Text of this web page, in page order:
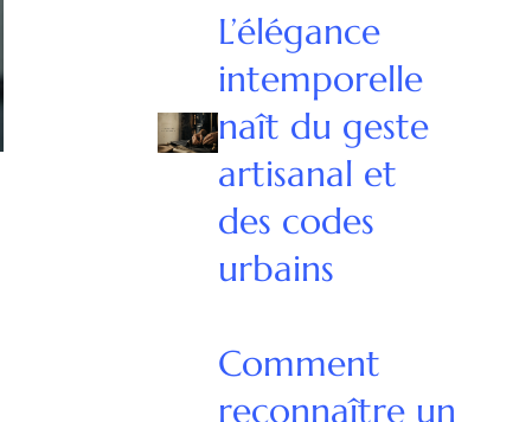
L’élégance
intemporelle
naît du geste
artisanal et
des codes
urbains
Comment
reconnaître un